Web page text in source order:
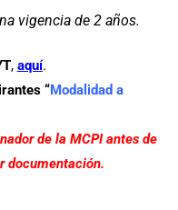
vigencia de 2 años.
, aquí.
“Modalidad a
de la MCPI antes de
documentación.